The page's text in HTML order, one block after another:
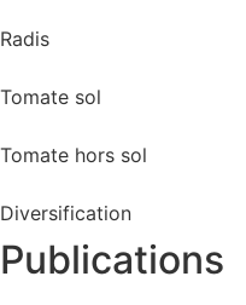
Radis
Tomate sol
Tomate hors sol
Diversification
Publications